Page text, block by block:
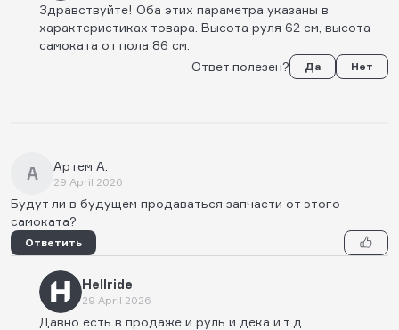
Здравствуйте! Оба этих параметра указаны в
характеристиках товара. Высота руля 62 см, высота
самоката от пола 86 см.
Ответ полезен?
Да Нет
А Артем А.
29 April 2026
Будут ли в будущем продаваться запчасти от этого
самоката?
Ответить
Hellride
29 April 2026
Давно есть в продаже и руль и дека и т.д.